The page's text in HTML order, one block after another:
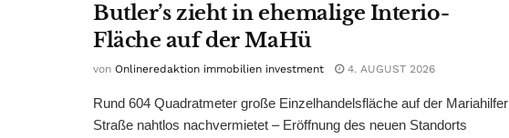
Butler’s zieht in ehemalige Interio-
Fläche auf der MaHü
von Onlineredaktion immobilien investment 4. AUGUST 2026
Rund 604 Quadratmeter große Einzelhandelsfläche auf der Mariahilfer
Straße nahtlos nachvermietet – Eröffnung des neuen Standorts